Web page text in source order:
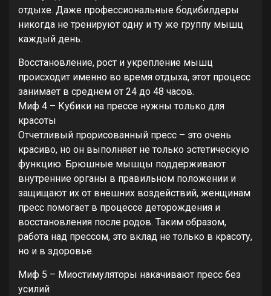
отдыхе. Даже профессиональные бодибилдеры
никогда не тренируют одну и ту же группу мышц
каждый день.
Восстановление, рост и укрепление мышц
происходит именно во время отдыха, этот процесс
занимает в среднем от 24 до 48 часов.
Миф 4 – Кубики на прессе нужны только для
красоты
Отчетливый прорисованный пресс – это очень
красиво, но он выполняет не только эстетическую
функцию. Брюшные мышцы поддерживают
внутренние органы в правильном положении и
защищают их от внешних воздействий, женщинам
пресс помогает в процессе деторождения и
восстановления после родов. Таким образом,
работа над прессом, это вклад не только в красоту,
но и в здоровье.
Миф 5 – Миостимуляторы накачивают пресс без
усилий